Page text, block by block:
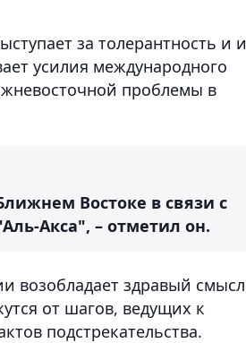
за толерантность и и
усилия международного
проблемы в
Востоке в связи с
Акса", – отметил он.
возобладает здравый смысл
от шагов, ведущих к
подстрекательства.